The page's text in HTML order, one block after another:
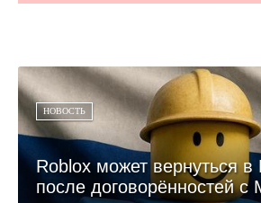
НОВОСТЬ
Roblox может вернуться в
после договорённостей с